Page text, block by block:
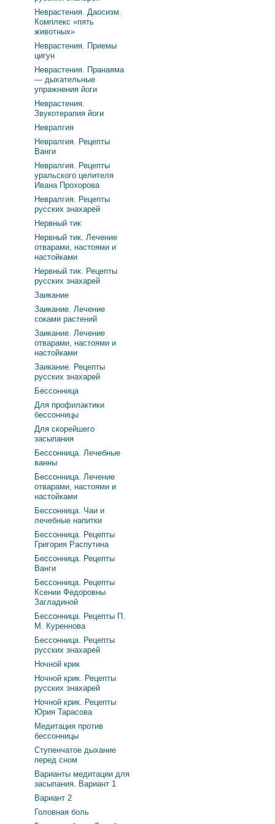
Неврастения. Даосизм.
Комплекс «пять
животных»
Неврастения. Приемы
цигун
Неврастения. Пранаяма
— дыхательные
упражнения йоги
Неврастения.
Звукотерапия йоги
Невралгия
Невралгия. Рецепты
Ванги
Невралгия. Рецепты
уральского целителя
Ивана Прохорова
Невралгия. Рецепты
русских знахарей
Нервный тик
Нервный тик. Лечение
отварами, настоями и
настойками
Нервный тик. Рецепты
русских знахарей
Заикание
Заикание. Лечение
соками растений
Заикание. Лечение
отварами, настоями и
настойками
Заикание. Рецепты
русских знахарей
Бессонница
Для профилактики
бессонницы
Для скорейшего
засыпания
Бессонница. Лечебные
ванны
Бессонница. Лечение
отварами, настоями и
настойками
Бессонница. Чаи и
лечебные напитки
Бессонница. Рецепты
Григория Распутина
Бессонница. Рецепты
Ванги
Бессонница. Рецепты
Ксении Федоровны
Загладиной
Бессонница. Рецепты П.
М. Куреннова
Бессонница. Рецепты
русских знахарей
Ночной крик
Ночной крик. Рецепты
русских знахарей
Ночной крик. Рецепты
Юрия Тарасова
Медитация против
бессонницы
Ступенчатое дыхание
перед сном
Варианты медитации для
засыпания. Вариант 1
Вариант 2
Головная боль